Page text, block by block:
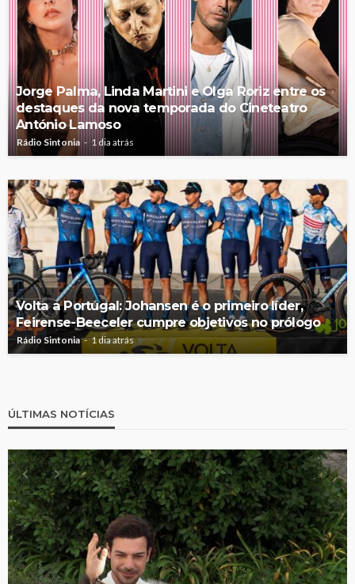
Jorge Palma, Linda Martini e Olga Roriz entre os
destaques da nova temporada do Cineteatro
António Lamoso
Rádio Sintonia 1 dia atrás
Volta a Portugal: Johansen é o primeiro líder,
Feirense-Beeceler cumpre objetivos no prólogo
Rádio Sintonia 1 dia atrás
ÚLTIMAS NOTÍCIAS